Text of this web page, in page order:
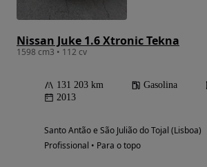
Nissan Juke 1.6 Xtronic Tekna
1598 cm3 • 112 cv
131 203 km Gasolina
2013
Santo Antão e São Julião do Tojal (Lisboa)
Profissional • Para o topo